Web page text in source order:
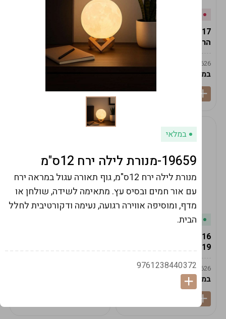
19617-2/17-אגרטל
הרמס 19ס"מ -לבן נקי
9009492379626
במארז
במלאי
19ס"מ -לבן מנוקד
9009492379626
במלאי
19ס"מ -קרם
9009492379626
במארז6
במלאי
19659-מנורת לילה ירח 12ס"מ
מנורת לילה ירח 12ס"מ, גוף תאורה עגול במראה ירח
עם אור חמים ובסיס עץ. מתאימה לשידה, שולחן או
מדף, ומוסיפה אווירה רגועה, נעימה ודקורטיבית לחלל
הבית.
9761238440372